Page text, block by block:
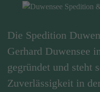
Die Spedition
Gerhard Duwensee
gegründet und steht
Zuverlässigkeit in